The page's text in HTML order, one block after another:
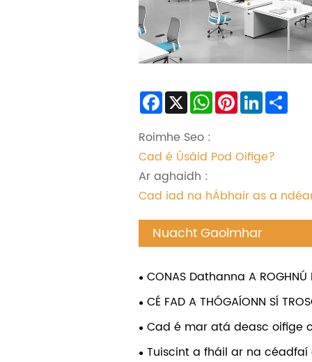
Facebook
X WhatsApp
PinterestLinkedIn
Roimhe Seo :
Cad é Úsáid Pod Oifige?
Ar aghaidh :
Cad iad na hÁbhair as a
Nuacht Gaolmhar
CONAS Dathanna A
OIFIGEACH NUA
CÉ FAD A THÓGAÍONN SÍ
CHUSTAIMEÚ A ULLMHÚ?
Cad é mar atá deasc oifige
Tuiscint a fháil ar na